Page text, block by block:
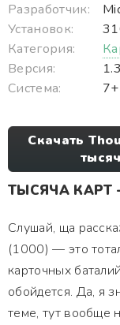
Разработчик:
Установок:
Категория:
Версия:
Система:
7+
Скачать
ТЫСЯЧА КАРТ
Слушай, ща
(1000) — это
карточных
обойдется. Да, я
теме, тут вообще